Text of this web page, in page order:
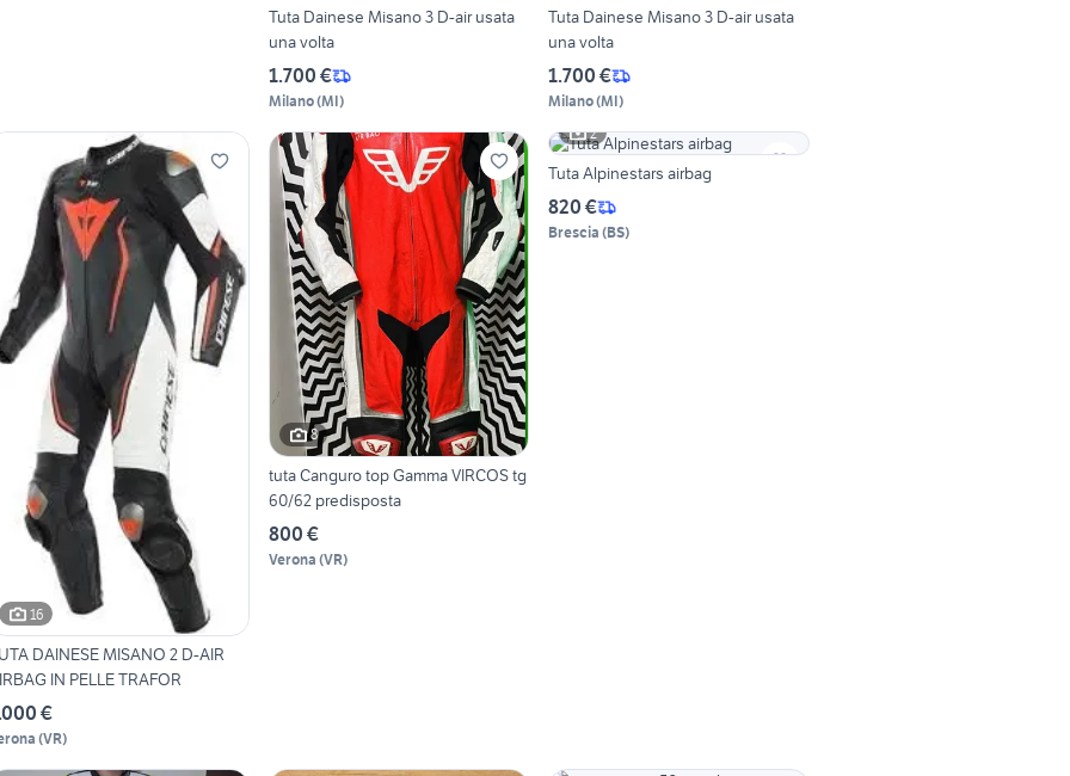
Tuta Dainese Misano 3 D-air usata
una volta
1.700 €
Milano(MI)
Tuta Dainese Misano 3 D-air usata
una volta
1.700 €
Milano(MI)
16
DAINESE MISANO 2 D-AIR
IN PELLE TRAFOR
€
(VR)
8
tuta Canguro top Gamma VIRCOS tg
60/62 predisposta
800 €
Verona (VR)
2
Tuta Alpinestars airbag
820 €
Brescia (BS)